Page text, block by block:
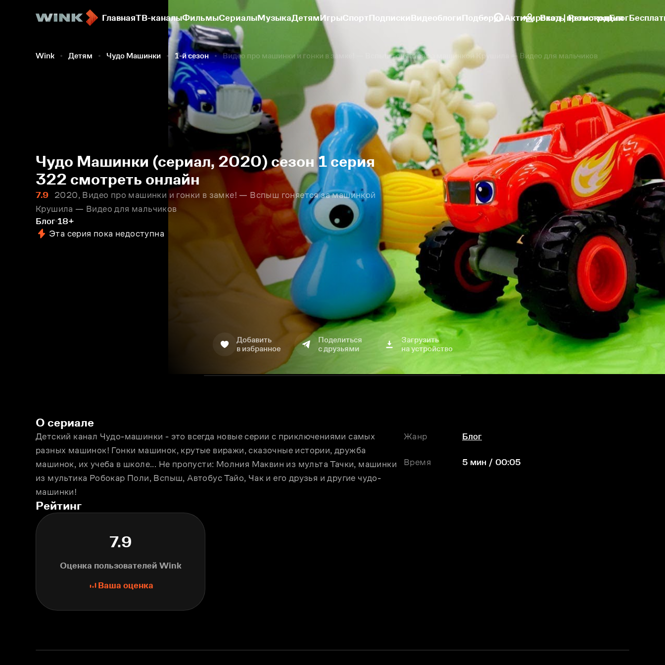
ГлавнаяТВ-каналыФильмыСериалыМузыкаДетямИгрыСпортПодписки Видеоблоги ПодборкиАктивировать промокодБлог
Вход | Регистрация
Wink Детям Чудо Машинки 1-й сезон Видео про машинки и гонки в замке! — Вспыш гоняется за машинкой Крушила — Видео для мальчиков
Чудо Машинки (сериал, 2020) сезон 1 серия
322 смотреть онлайн
7.9
2020, Видео про машинки и гонки в замке! — Вспыш гоняется за машинкой
Крушила — Видео для мальчиков
Блог 18+
Эта серия пока недоступна
Добавить
в избранное
Поделиться
с друзьями
Загрузить
на устройство
О сериале
Детский канал Чудо-машинки - это всегда новые серии с приключениями самых
разных машинок! Гонки машинок, крутые виражи, сказочные истории, дружба
машинок, их учеба в школе... Не пропусти: Молния Маквин из мульта Тачки, машинки
из мультика Робокар Поли, Вспыш, Автобус Тайо, Чак и его друзья и другие чудо-
машинки!
Жанр Блог
Время 5 мин / 00:05
Рейтинг
7.9
Оценка пользователей Wink
Ваша оценка